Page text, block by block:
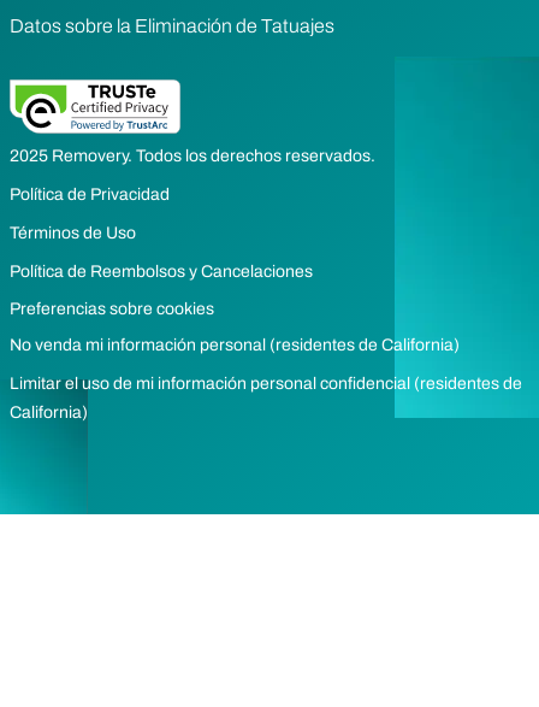
Datos sobre la Eliminación de Tatuajes
2025 Removery. Todos los derechos reservados.
Política de Privacidad
Términos de Uso
Política de Reembolsos y Cancelaciones
Preferencias sobre cookies
No venda mi información personal (residentes de California)
Limitar el uso de mi información personal confidencial (residentes de
California)